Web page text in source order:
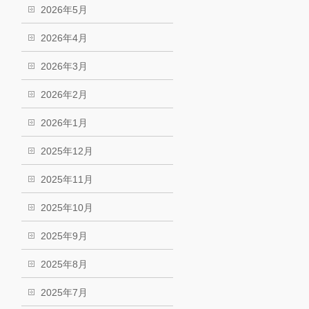
2026年5月
2026年4月
2026年3月
2026年2月
2026年1月
2025年12月
2025年11月
2025年10月
2025年9月
2025年8月
2025年7月